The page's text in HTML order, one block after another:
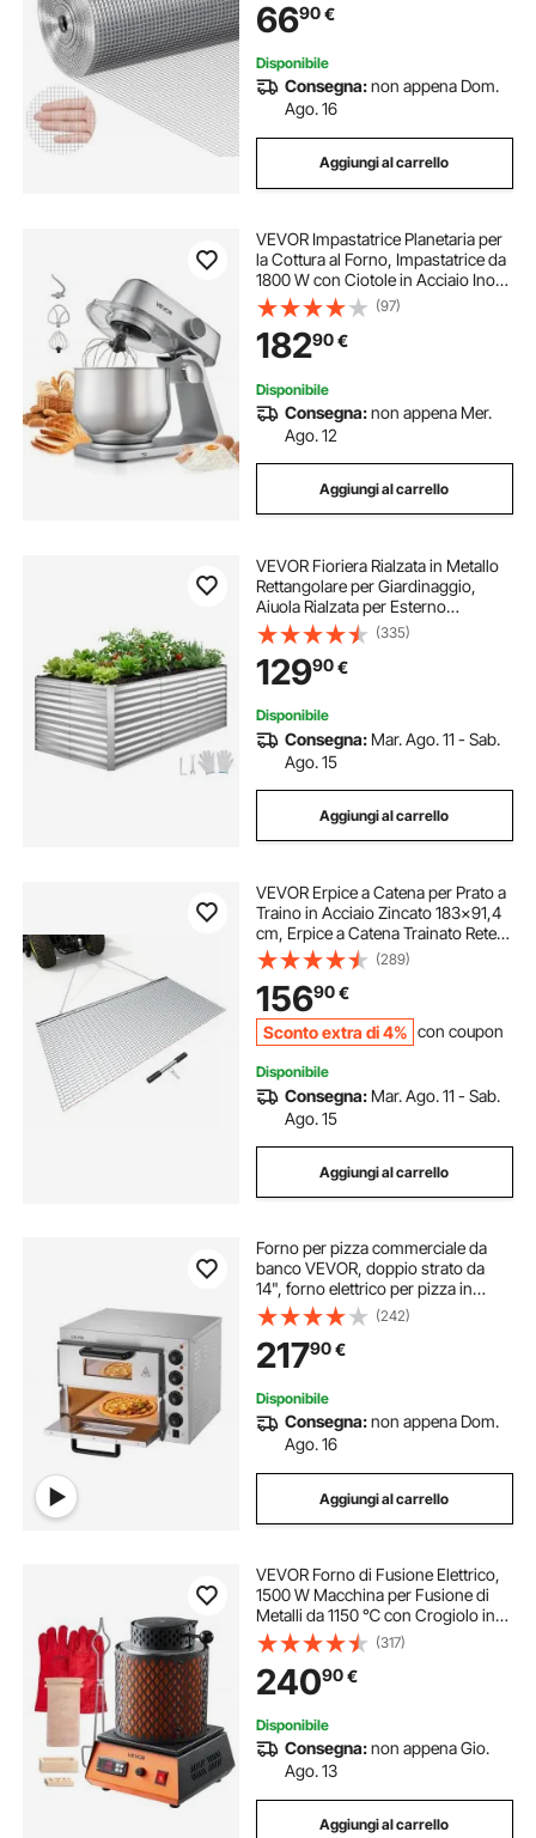
Giardino, Piccoli Roditori
6690€
Disponibile
Consegna:non appena Dom.
Ago. 16
Aggiungi al carrello
VEVOR Impastatrice Planetaria per
la Cottura al Forno, Impastatrice da
1800 W con Ciotole in Acciaio Inox
7,4 L, Gancio per Impastare, Frusta
e Frusta, Inclinazione Regolabile a
10 Velocità
(97)
18290€
Disponibile
Consegna:non appena Mer.
Ago. 12
Aggiungi al carrello
VEVOR Fioriera Rialzata in Metallo
Rettangolare per Giardinaggio,
Aiuola Rialzata per Esterno
2400x1200x860 mm Senza Fondo
Antiruggine per Coltivazione Piante
Orto Fiori Verdure da Giardino
(335)
12990€
Disponibile
Consegna: Mar. Ago. 11 - Sab.
Ago. 15
Aggiungi al carrello
VEVOR Erpice a Catena per Prato a
Traino in Acciaio Zincato 183x91,4
cm, Erpice a Catena Trainato Rete
Livellatrice per Campi, Rete in
Metallo Compatibile per Trattori
ATV Tosaerba da Giardino
(289)
15690€
Sconto extra di 4% con coupon
Disponibile
Consegna: Mar. Ago. 11 - Sab.
Ago. 15
Aggiungi al carrello
Forno per pizza commerciale da
banco VEVOR, doppio strato da
14", forno elettrico per pizza in
acciaio inox con pietra e maniglia,
macchina per pizza multiuso per
interni per ristoranti, pretzel al forno
(242)
21790€
Disponibile
Consegna:non appena Dom.
Ago. 16
Aggiungi al carrello
VEVOR Forno di Fusione Elettrico,
1500 W Macchina per Fusione di
Metalli da 1150 ℃ con Crogiolo in
Ceramica da 5 kg, Kit per Oro per la
Creazione di Gioielli, Barre di
Metallo, Componenti Metallici
(317)
24090€
Disponibile
Consegna:non appena Gio.
Ago. 13
Aggiungi al carrello